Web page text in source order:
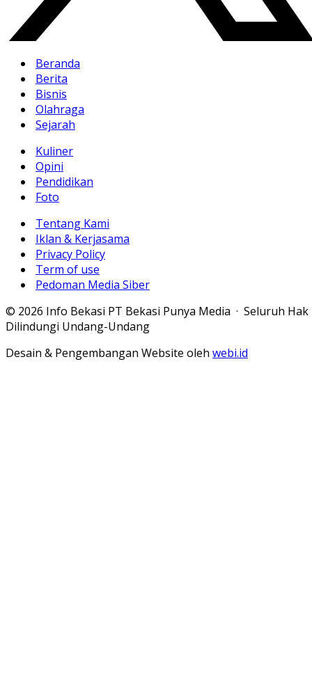
Beranda
Berita
Bisnis
Olahraga
Sejarah
Kuliner
Opini
Pendidikan
Foto
Tentang Kami
Iklan & Kerjasama
Privacy Policy
Term of use
Pedoman Media Siber
© 2026 Info Bekasi PT Bekasi Punya Media · Seluruh Hak
Dilindungi Undang-Undang
Desain & Pengembangan Website oleh webi.id